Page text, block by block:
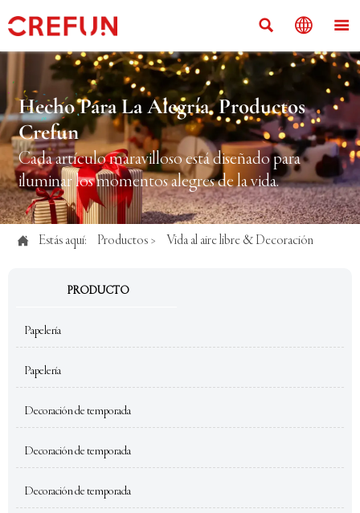
  
Hecho Para La Alegría Productos
Crefun
Cada artículo maravilloso está diseñado para
iluminar los momentos alegres de la vida.
 Estás aquí: Productos > Vida al aire libre & Decoración
PRODUCTO
Papelería
Papelería
Decoración de temporada
Decoración de temporada
Decoración de temporada